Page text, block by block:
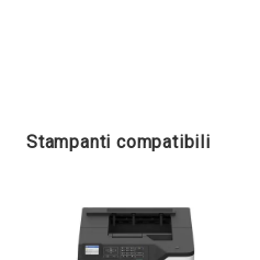
Stampanti compatibili